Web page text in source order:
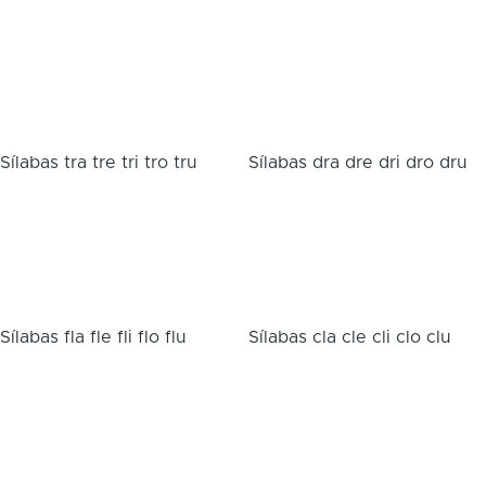
Sílabas tra tre tri tro tru Sílabas dra dre dri dro dru
Sílabas fla fle fli flo flu Sílabas cla cle cli clo clu